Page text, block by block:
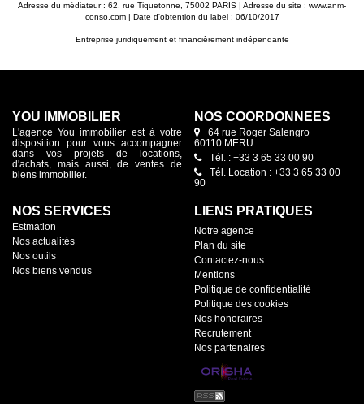
Adresse du médiateur : 62, rue Tiquetonne, 75002 PARIS | Adresse du site : www.anm-
conso.com| Date d'obtention du label : 06/10/2017
Entreprise juridiquement et financièrement indépendante
YOU IMMOBILIER
L'agence You immobilier est à votre
disposition pour vous accompagner
dans vos projets de locations,
d'achats, mais aussi, de ventes de
biens immobilier.
NOS COORDONNÉES
64 rue Roger Salengro
60110 MERU
Tél. : +33 3 65 33 00 90
Tél. Location : +33 3 65 33 00
90
NOS SERVICES
Estmation
Nos actualités
Nos outils
Nos biens vendus
LIENS PRATIQUES
Notre agence
Plan du site
Contactez-nous
Mentions
Politique de confidentialité
Politique des cookies
Nos honoraires
Recrutement
Nos partenaires